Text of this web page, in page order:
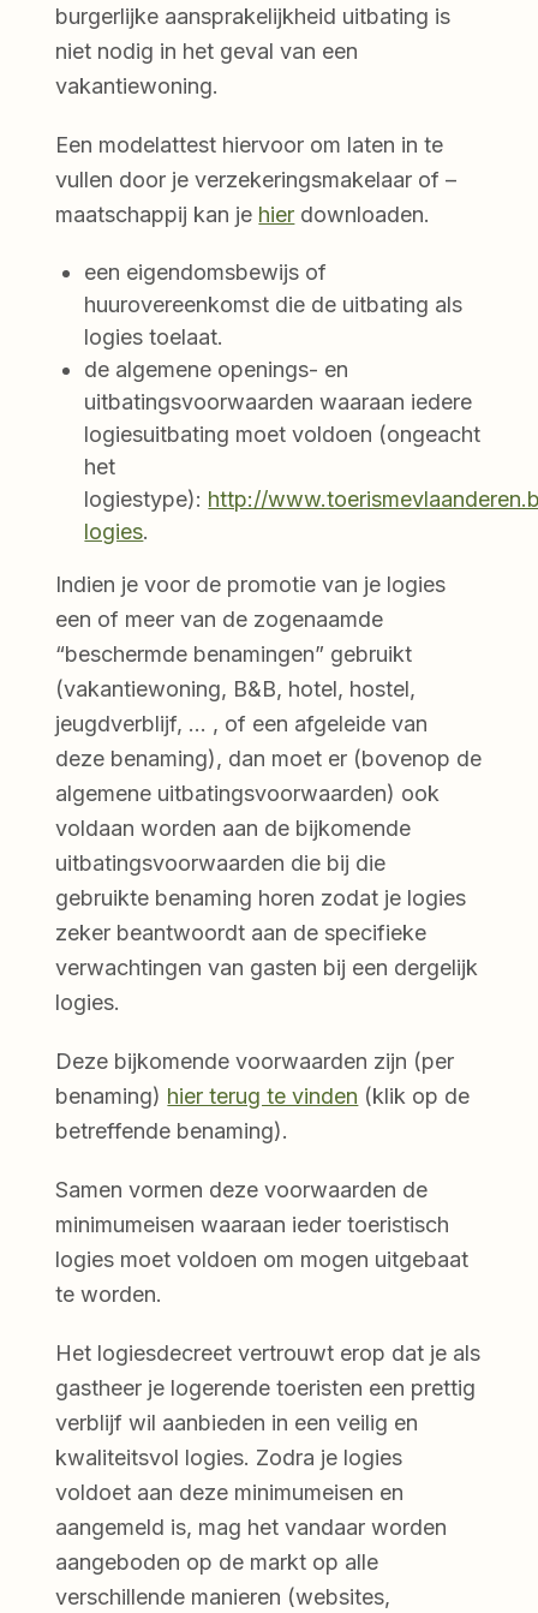
burgerlijke aansprakelijkheid uitbating is
niet nodig in het geval van een
vakantiewoning.
Een modelattest hiervoor om laten in te
vullen door je verzekeringsmakelaar of –
maatschappij kan je hier downloaden.
een eigendomsbewijs of
huurovereenkomst die de uitbating als
logies toelaat.
de algemene openings- en
uitbatingsvoorwaarden waaraan iedere
logiesuitbating moet voldoen (ongeacht
het
logiestype): http://
logies.
Indien je voor de promotie van je logies
een of meer van de zogenaamde
“beschermde benamingen” gebruikt
(vakantiewoning, B&B, hotel, hostel,
jeugdverblijf, … , of een afgeleide van
deze benaming), dan moet er (bovenop de
algemene uitbatingsvoorwaarden) ook
voldaan worden aan de bijkomende
uitbatingsvoorwaarden die bij die
gebruikte benaming horen zodat je logies
zeker beantwoordt aan de specifieke
verwachtingen van gasten bij een dergelijk
logies.
Deze bijkomende voorwaarden zijn (per
benaming) hier terug te vinden (klik op de
betreffende benaming).
Samen vormen deze voorwaarden de
minimumeisen waaraan ieder toeristisch
logies moet voldoen om mogen uitgebaat
te worden.
Het logiesdecreet vertrouwt erop dat je als
gastheer je logerende toeristen een prettig
verblijf wil aanbieden in een veilig en
kwaliteitsvol logies. Zodra je logies
voldoet aan deze minimumeisen en
aangemeld is, mag het vandaar worden
aangeboden op de markt op alle
verschillende manieren (websites,